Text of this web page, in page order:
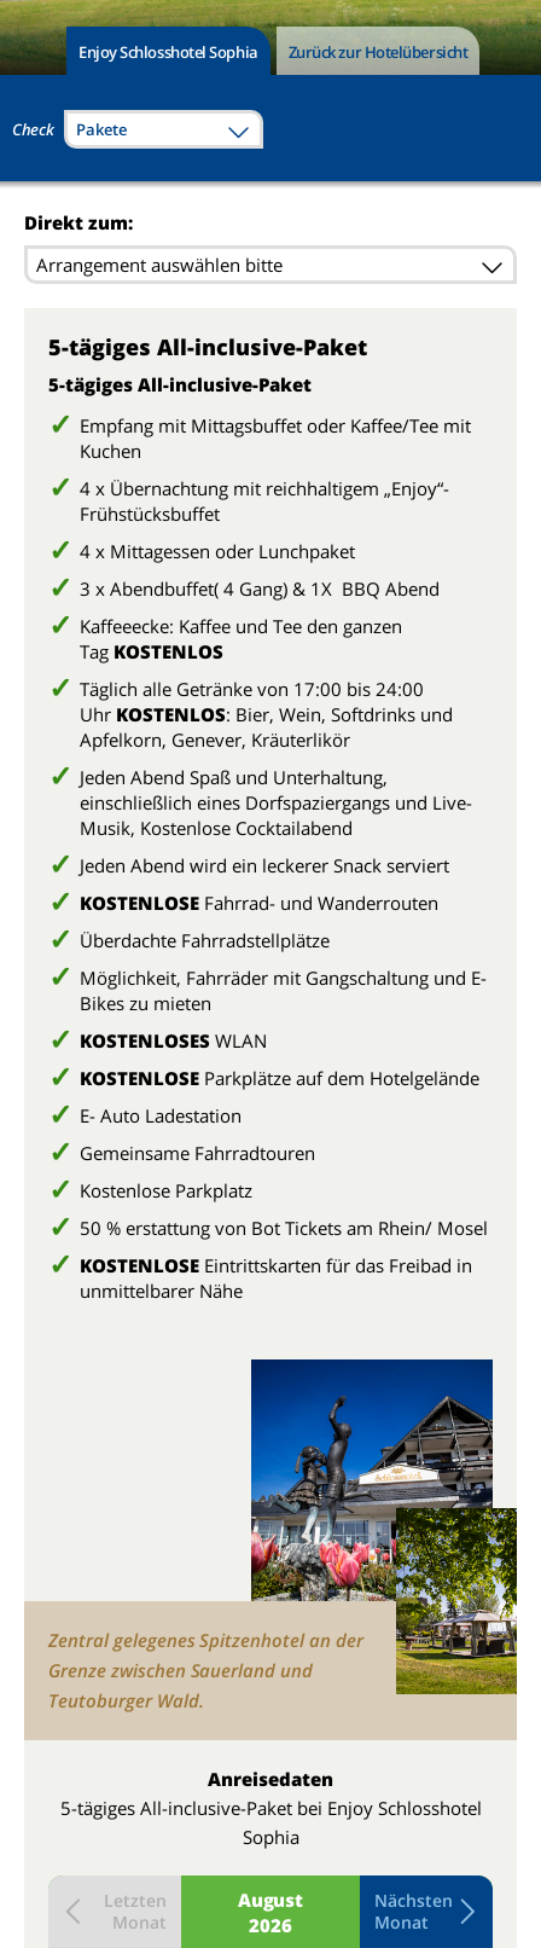
Enjoy Schlosshotel Sophia Zurück zur Hotelübersicht
Check Pakete
Direkt zum:
Arrangement auswählen bitte
5-tägiges All-inclusive-Paket
5-tägiges All-inclusive-Paket
Empfang mit Mittagsbuffet oder Kaffee/Tee mit
Kuchen
4 x Übernachtung mit reichhaltigem „Enjoy“-
Frühstücksbuffet
4 x Mittagessen oder Lunchpaket
3 x Abendbuffet( 4 Gang) & 1X BBQ Abend
Kaffeeecke: Kaffee und Tee den ganzen
Tag KOSTENLOS
Täglich alle Getränke von 17:00 bis 24:00
Uhr KOSTENLOS: Bier, Wein, Softdrinks und
Apfelkorn, Genever, Kräuterlikör
Jeden Abend Spaß und Unterhaltung,
einschließlich eines Dorfspaziergangs und Live-
Musik, Kostenlose Cocktailabend
Jeden Abend wird ein leckerer Snack serviert
KOSTENLOSE Fahrrad- und Wanderrouten
Überdachte Fahrradstellplätze
Möglichkeit, Fahrräder mit Gangschaltung und E-
Bikes zu mieten
KOSTENLOSES WLAN
KOSTENLOSE Parkplätze auf dem Hotelgelände
E- Auto Ladestation
Gemeinsame Fahrradtouren
Kostenlose Parkplatz
50 % erstattung von Bot Tickets am Rhein/ Mosel
KOSTENLOSE Eintrittskarten für das Freibad in
unmittelbarer Nähe
Zentral gelegenes Spitzenhotel an der
Grenze zwischen Sauerland und
Teutoburger Wald.
Anreisedaten
5-tägiges All-inclusive-Paket bei Enjoy Schlosshotel
Sophia
August
2026
Letzten
Monat
Nächsten
Monat